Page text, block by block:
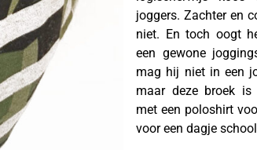
joggers. Zachter en
niet. En toch oogt
een gewone
mag hij niet in een
maar deze broek is
met een poloshirt
voor een dagje